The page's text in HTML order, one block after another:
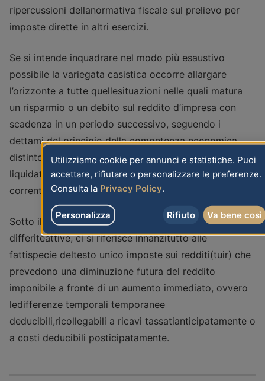
ripercussioni dellanormativa fiscale sul prelievo per
imposte dirette in altri esercizi.
Se si intende inquadrare nel modo più esaustivo
possibile la variegata casistica occorre allargare
l’orizzonte a tutte quellesituazioni nelle quali matura
un risparmio o un debito sul reddito d’impresa con
scadenza in un periodo successivo, seguendo i
dettami del principio della competenza economica,
distinto rispetto all’onere o alcredito tributario
liquidato in dichiarazione, rappresentato dalle imposte
correnti.
Sotto il primo profilo, relativo alleimposte anticipate o
differiteattive, ci si riferisce innanzitutto alle
fattispecie deltesto unico imposte sui redditi(tuir) che
prevedono una diminuzione futura del reddito
imponibile a fronte di un aumento immediato, ovvero
ledifferenze temporali temporanee
deducibili,ricollegabili a ricavi tassatianticipatamente o
a costi deducibili posticipatamente.
Utilizziamo cookie per annunci e statistiche. Puoi
accettare, rifiutare o personalizzare le preferenze.
Consulta la Privacy Policy.
Personalizza Rifiuto Va bene così